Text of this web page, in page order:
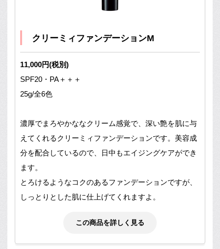
クリーミィファンデーションM
11,000円(税別)
SPF20・PA＋＋＋
25g/全6色
濃厚でまろやかななクリーム感覚で、深い艶を肌に与
えてくれるクリーミィファンデーションです。美容成
分を配合しているので、日中もエイジングケアができ
ます。
とろけるようなコクのあるファンデーションですが、
しっとりとした肌に仕上げてくれますよ。
この商品を詳しく見る